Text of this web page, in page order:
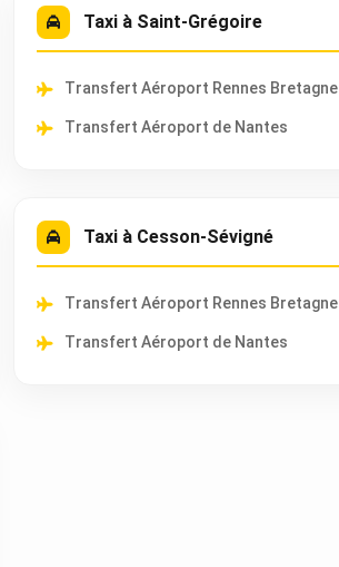
Taxi à Saint-Grégoire
Transfert Aéroport Rennes Bretagne
Transfert Aéroport de Nantes
Taxi à Cesson-Sévigné
Transfert Aéroport Rennes Bretagne
Transfert Aéroport de Nantes